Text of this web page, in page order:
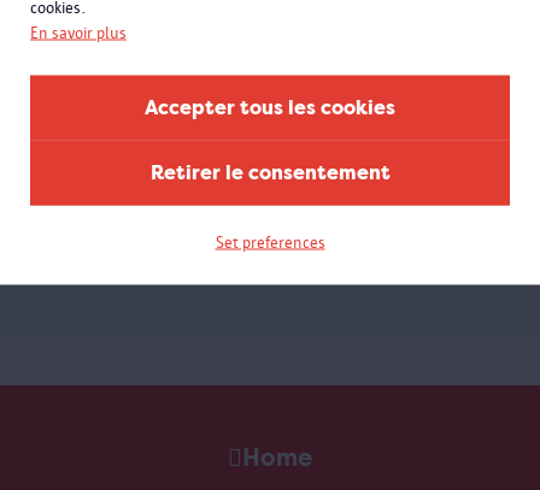
cookies.
En savoir plus
Accepter tous les cookies
Retirer le consentement
Set preferences
Inscrivez-vous à la newsletter
Home